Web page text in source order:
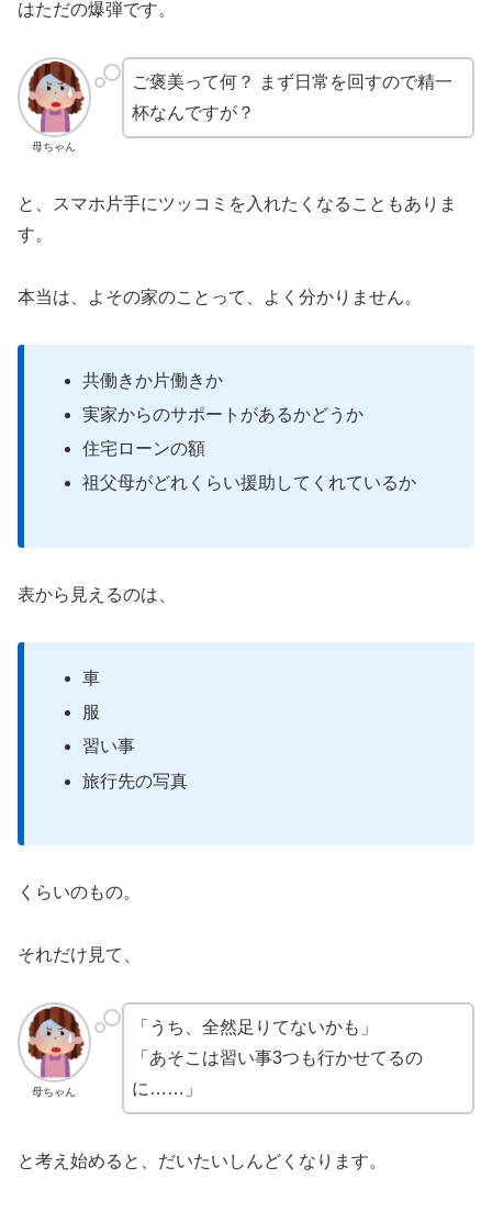
はただの爆弾です。
母ちゃん
ご褒美って何？ まず日常を回すので精一
杯なんですが？
と、スマホ片手にツッコミを入れたくなることもありま
す。
本当は、よその家のことって、よく分かりません。
共働きか片働きか
実家からのサポートがあるかどうか
住宅ローンの額
祖父母がどれくらい援助してくれているか
表から見えるのは、
車
服
習い事
旅行先の写真
くらいのもの。
それだけ見て、
母ちゃん
「うち、全然足りてないかも」
「あそこは習い事3つも行かせてるの
に……」
と考え始めると、だいたいしんどくなります。